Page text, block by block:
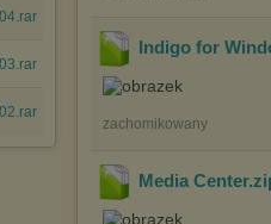
Indigo for
zachomikowany
Media Center